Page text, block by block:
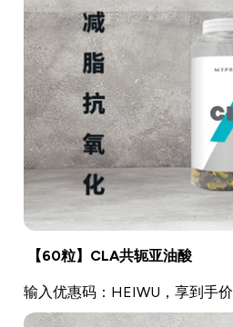
【60粒】CLA共轭亚油酸
输入优惠码：HEIWU，享到手价